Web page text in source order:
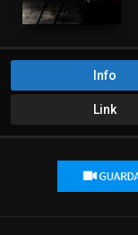
Info
Link